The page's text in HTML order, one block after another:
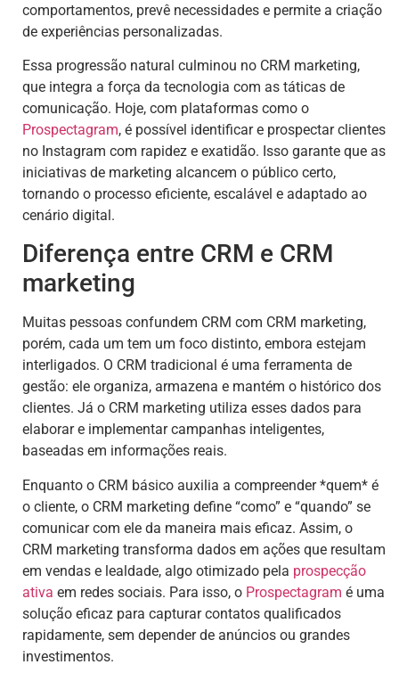
comportamentos, prevê necessidades e permite a criação
de experiências personalizadas.
Essa progressão natural culminou no CRM marketing,
que integra a força da tecnologia com as táticas de
comunicação. Hoje, com plataformas como o
Prospectagram, é possível identificar e prospectar clientes
no Instagram com rapidez e exatidão. Isso garante que as
iniciativas de marketing alcancem o público certo,
tornando o processo eficiente, escalável e adaptado ao
cenário digital.
Diferença entre CRM e CRM
marketing
Muitas pessoas confundem CRM com CRM marketing,
porém, cada um tem um foco distinto, embora estejam
interligados. O CRM tradicional é uma ferramenta de
gestão: ele organiza, armazena e mantém o histórico dos
clientes. Já o CRM marketing utiliza esses dados para
elaborar e implementar campanhas inteligentes,
baseadas em informações reais.
Enquanto o CRM básico auxilia a compreender *quem* é
o cliente, o CRM marketing define “como” e “quando” se
comunicar com ele da maneira mais eficaz. Assim, o
CRM marketing transforma dados em ações que resultam
em vendas e lealdade, algo otimizado pela prospecção
ativa em redes sociais. Para isso, o Prospectagram é uma
solução eficaz para capturar contatos qualificados
rapidamente, sem depender de anúncios ou grandes
investimentos.